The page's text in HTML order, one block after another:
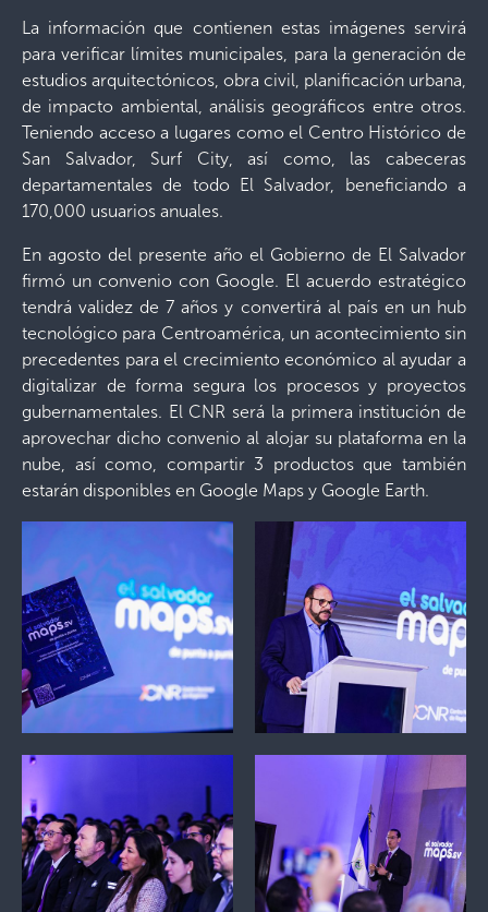
La información que contienen estas imágenes servirá
para verificar límites municipales, para la generación de
estudios arquitectónicos, obra civil, planificación urbana,
de impacto ambiental, análisis geográficos entre otros.
Teniendo acceso a lugares como el Centro Histórico de
San Salvador, Surf City, así como, las cabeceras
departamentales de todo El Salvador, beneficiando a
170,000 usuarios anuales.
En agosto del presente año el Gobierno de El Salvador
firmó un convenio con Google. El acuerdo estratégico
tendrá validez de 7 años y convertirá al país en un hub
tecnológico para Centroamérica, un acontecimiento sin
precedentes para el crecimiento económico al ayudar a
digitalizar de forma segura los procesos y proyectos
gubernamentales. El CNR será la primera institución de
aprovechar dicho convenio al alojar su plataforma en la
nube, así como, compartir 3 productos que también
estarán disponibles en Google Maps y Google Earth.